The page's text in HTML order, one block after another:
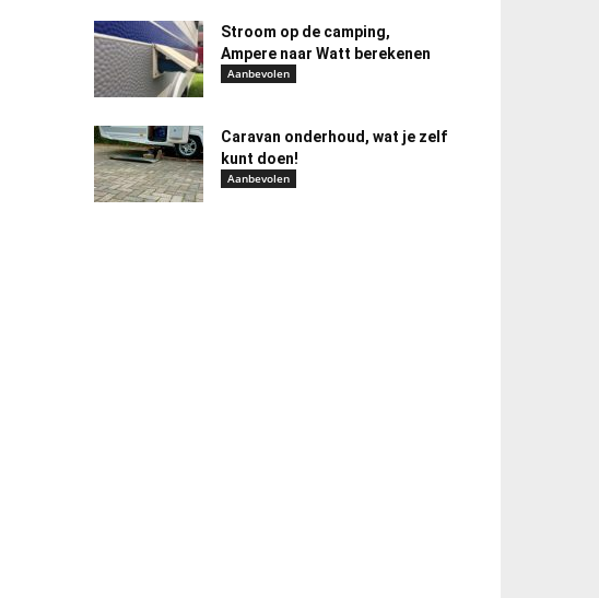
Stroom op de camping,
Ampere naar Watt berekenen
Aanbevolen
Caravan onderhoud, wat je zelf
kunt doen!
Aanbevolen